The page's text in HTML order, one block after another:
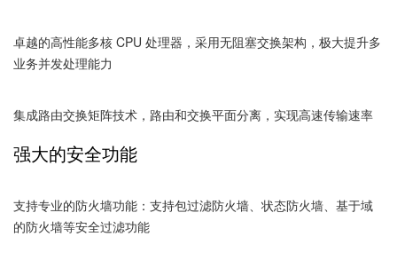
卓越的高性能多核 CPU 处理器，采用无阻塞交换架构，极大提升多
业务并发处理能力
集成路由交换矩阵技术，路由和交换平面分离，实现高速传输速率
强大的安全功能
支持专业的防火墙功能：支持包过滤防火墙、状态防火墙、基于域
的防火墙等安全过滤功能